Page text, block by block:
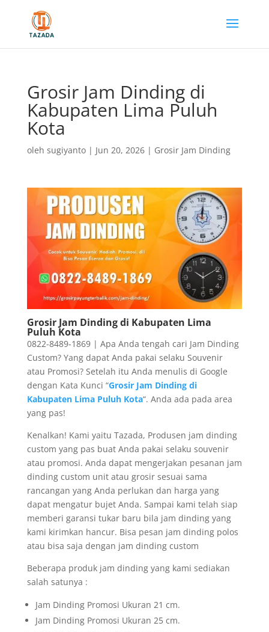
Grosir Jam Dinding di
Kabupaten Lima Puluh
Kota
oleh sugiyanto| Jun 20, 2026| Grosir Jam Dinding
Grosir Jam Dinding di Kabupaten Lima
Puluh Kota
0822-8489-1869 | Apa Anda tengah cari Jam Dinding
Custom? Yang dapat Anda pakai selaku Souvenir
atau Promosi? Setelah itu Anda menulis di Google
dengan Kata Kunci “Grosir Jam Dinding di
Kabupaten Lima Puluh Kota“. Anda ada pada area
yang pas!
Kenalkan! Kami yaitu Tazada, Produsen jam dinding
custom yang pas buat Anda pakai selaku souvenir
atau promosi. Anda dapat mengerjakan pesanan jam
dinding custom unit atau grosir sesuai sama
rancangan yang Anda perlukan dan harga yang
dapat mengatur bujet Anda. Sampai kami telah siap
memberi garansi tukar baru bila jam dinding yang
kami kirimkan hancur. Bisa pesan jam dinding polos
atau bisa saja dengan jam dinding custom
Beberapa produk jam dinding yang kami sediakan
salah satunya :
Jam Dinding Promosi Ukuran 21 cm.
Jam Dinding Promosi Ukuran 25 cm.